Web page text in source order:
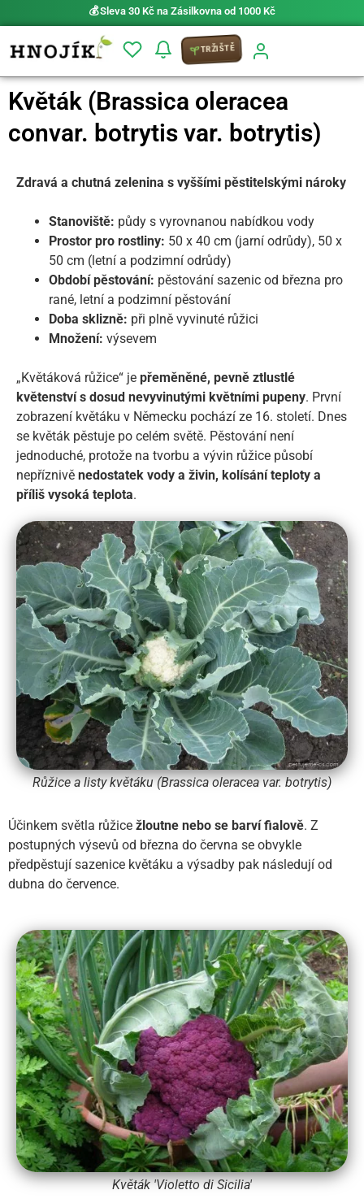
⚡ Možnost PRIO doručení do 24 h
TRŽIŠTĚ
Květák (Brassica oleracea
convar. botrytis var. botrytis)
Zdravá a chutná zelenina s vyššími pěstitelskými nároky
Stanoviště: půdy s vyrovnanou nabídkou vody
Prostor pro rostliny: 50 x 40 cm (jarní odrůdy), 50 x
50 cm (letní a podzimní odrůdy)
Období pěstování: pěstování sazenic od března pro
rané, letní a podzimní pěstování
Doba sklizně: při plně vyvinuté růžici
Množení: výsevem
„Květáková růžice“ je přeměněné, pevně ztlustlé
květenství s dosud nevyvinutými květními pupeny. První
zobrazení květáku v Německu pochází ze 16. století. Dnes
se květák pěstuje po celém světě. Pěstování není
jednoduché, protože na tvorbu a vývin růžice působí
nepříznivě nedostatek vody a živin, kolísání teploty a
příliš vysoká teplota.
Růžice a listy květáku (Brassica oleracea var. botrytis)
Účinkem světla růžice žloutne nebo se barví fialově. Z
postupných výsevů od března do června se obvykle
předpěstují sazenice květáku a výsadby pak následují od
dubna do července.
Květák 'Violetto di Sicilia'